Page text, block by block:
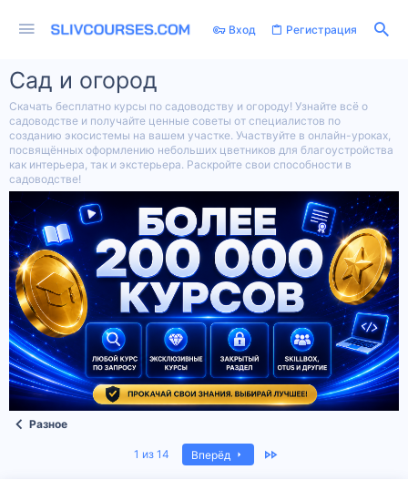
Вход Регистрация
Сад и огород
Скачать бесплатно курсы по садоводству и огороду! Узнайте всё о
садоводстве и получайте ценные советы от специалистов по
созданию экосистемы на вашем участке. Участвуйте в онлайн-уроках,
посвящённых оформлению небольших цветников для благоустройства
как интерьера, так и экстерьера. Раскройте свои способности в
садоводстве!
Разное
1 из 14 Вперёд